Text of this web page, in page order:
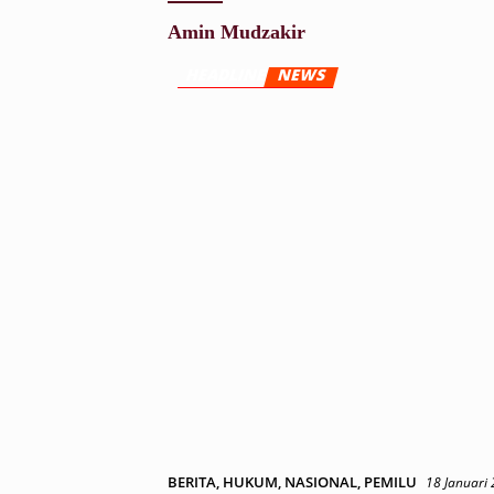
Amin Mudzakir
BERITA, HUKUM, NASIONAL, PEMILU 18 Januari